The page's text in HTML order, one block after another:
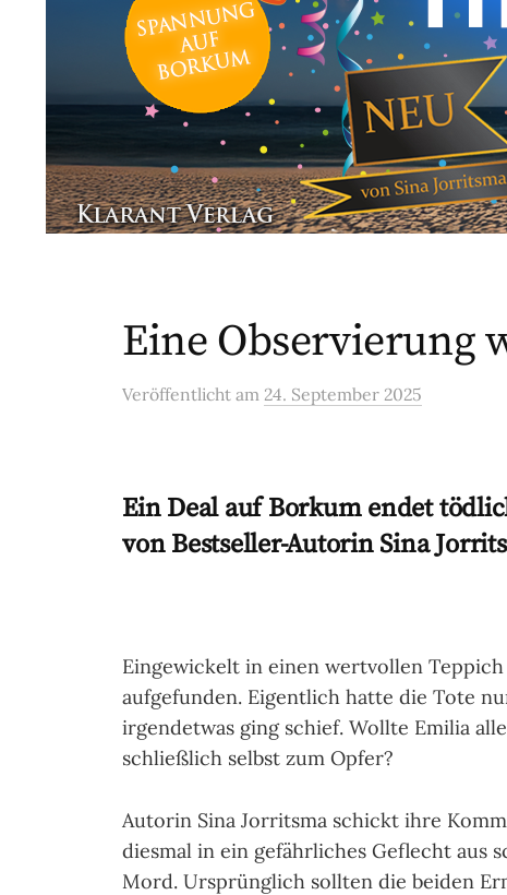
Eine Observierung
Veröffentlicht am 24. September 2025
Ein Deal auf Borkum endet
von Bestseller-Autorin Sina
Eingewickelt in einen wertvollen
aufgefunden. Eigentlich hatte die Tote
irgendetwas ging schief. Wollte Emilia
schließlich selbst zum Opfer?
Autorin Sina Jorritsma schickt ihre
diesmal in ein gefährliches Geflecht aus
Mord. Ursprünglich sollten die beiden